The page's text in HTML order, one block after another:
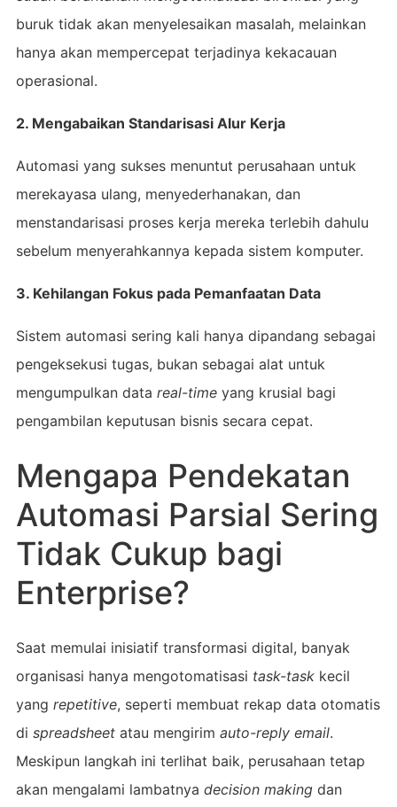
buruk tidak akan menyelesaikan masalah, melainkan
hanya akan mempercepat terjadinya kekacauan
operasional.
2. Mengabaikan Standarisasi Alur Kerja
Automasi yang sukses menuntut perusahaan untuk
merekayasa ulang, menyederhanakan, dan
menstandarisasi proses kerja mereka terlebih dahulu
sebelum menyerahkannya kepada sistem komputer.
3. Kehilangan Fokus pada Pemanfaatan Data
Sistem automasi sering kali hanya dipandang sebagai
pengeksekusi tugas, bukan sebagai alat untuk
mengumpulkan data real-timeyang krusial bagi
pengambilan keputusan bisnis secara cepat.
Mengapa Pendekatan
Automasi Parsial Sering
Tidak Cukup bagi
Enterprise?
Saat memulai inisiatif transformasi digital, banyak
organisasi hanya mengotomatisasi task-taskkecil
yang repetitive, seperti membuat rekap data otomatis
di spreadsheetatau mengirim auto-reply email.
Meskipun langkah ini terlihat baik, perusahaan tetap
akan mengalami lambatnya decision makingdan